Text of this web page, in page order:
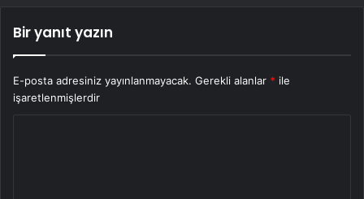
Bir yanıt yazın
E-posta adresiniz yayınlanmayacak. Gerekli alanlar * ile
işaretlenmişlerdir